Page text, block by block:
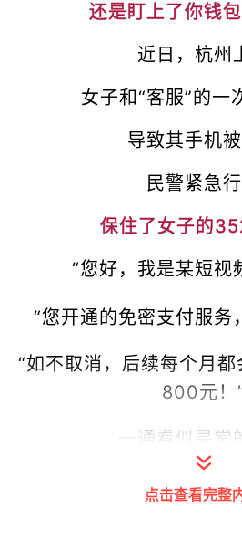
还是盯上了你钱包
近日，杭州
女子和“客服”的一
导致其手机
民警紧急
保住了女子的
“您好，我是某短视
“您开通的免密支付服务
“如不取消，后续每个月
800元！
一通看似寻常
却让65岁的章女士（化名
点击查看完整